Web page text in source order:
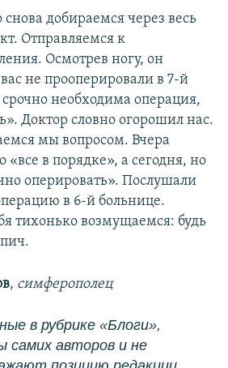
добираемся через весь
Отправляемся к
Осмотрев ногу, он
не прооперировали в 7-й
необходима операция,
Доктор словно огорошил нас.
мы вопросом. Вчера
«все в порядке», а сегодня, но
оперировать». Послушали
в 6-й больнице.
тихонько возмущаемся: будь
, симферополец
в рубрике «Блоги»,
самих авторов и не